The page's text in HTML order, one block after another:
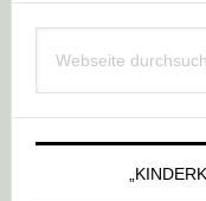
Haupt-
Sidebar
durchsuchen